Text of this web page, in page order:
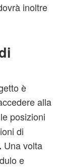
inoltre
è
alla
posizioni
di
Una volta
e